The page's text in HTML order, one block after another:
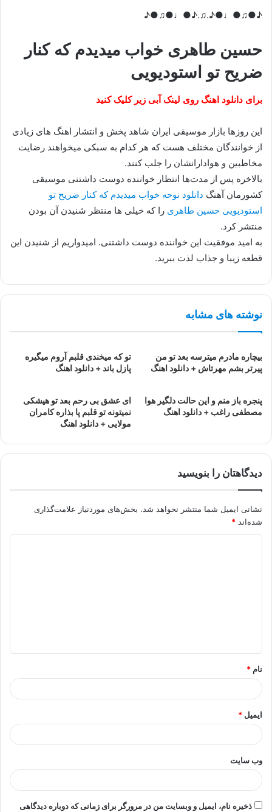
♪●♫●♩●♪.♫.♪●♩●♫●♪
حسین طاهری خواب میدیدم که کنار
ضریح تو استودیویی
برای دانلود اهنگ روی لینک آبی زیر کلیک کنید
این روزها بازار موسیقی ایران شاهد پخش و انتشار اهنگ های زیادی
از خوانندگان مختلف هست که هر کدام به سبکی میخواهند رضایت
مخاطبین و هوادارانشان را جلب کنند.
بالاخره پس از مدت‌ها انتظار خواننده دوست داشتنی موسیقی
کشورمان آهنگ دانلود نوحه خواب میدیدم که کنار ضریح تو
استودیویی حسین طاهری را که خیلی ها منتظر شنیدن آن بودن
منتشر کرد.
به امید موفقیت این خواننده دوست داشتنی. امیدواریم از شنیدن این
قطعه زیبا و جذاب لذت ببرید.
نوشته های مشابه
بیچاره مادرم میترسه بعد تو من
پیرتر بشم مهرتاش + دانلود اهنگ
تو که میخندی قلبم آروم میگیره
پازل باند + دانلود اهنگ
پنجره باز منم و این حالت دلگیر هوا
مصطفی راغب + دانلود اهنگ
ای عشق بی رحم بعد تو هیشکی
نمیتونه تو قلبم پا بذاره کامران
مولایی + دانلود اهنگ
دیدگاهتان را بنویسید
نشانی ایمیل شما منتشر نخواهد شد. بخش‌های موردنیاز علامت‌گذاری
شده‌اند *
*
نام *
ایمیل *
وب‌ سایت
ذخیره نام، ایمیل و وبسایت من در مرورگر برای زمانی که دوباره دیدگاهی